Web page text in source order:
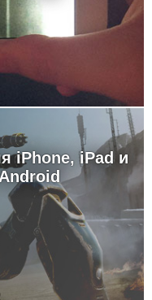
iPhone, iPad и